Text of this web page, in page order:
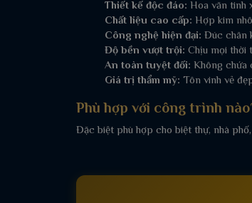
Thiết kế độc đáo: Hoa văn tinh
Chất liệu cao cấp: Hợp kim
Công nghệ hiện đại: Đúc chân
Độ bền vượt trội: Chịu mọi thời
An toàn tuyệt đối: Không chứa
Giá trị thẩm mỹ: Tôn vinh vẻ
Phù hợp với công trình
Đặc biệt phù hợp cho biệt thự, nhà